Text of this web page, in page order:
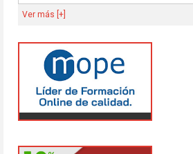
Ver más [+]